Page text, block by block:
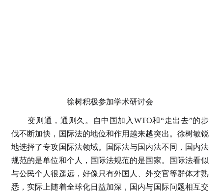
徐树积极参加学术研讨会
变则通，通则久。自中国加入WTO和“走出去”的步
伐不断加快，国际法的地位和作用越来越突出。徐树敏锐
地选择了专攻国际法领域。国际法与国内法不同，国内法
规范的是单位和个人，国际法规范的是国家。国际法看似
与公民个人很遥远，好像只有外国人、外交官等群体才熟
悉，实际上随着全球化日益加深，国内与国际问题相互交